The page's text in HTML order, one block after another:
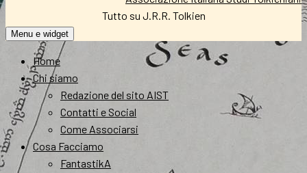
Tutto su J.R.R. Tolkien
Menu e widget
Home
Chi siamo
Redazione del sito AIST
Contatti e Social
Come Associarsi
Cosa Facciamo
FantastikA